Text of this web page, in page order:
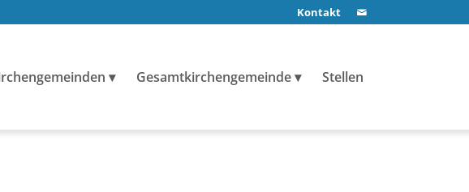
Kontakt
Gesamtkirchengemeinde Stellen